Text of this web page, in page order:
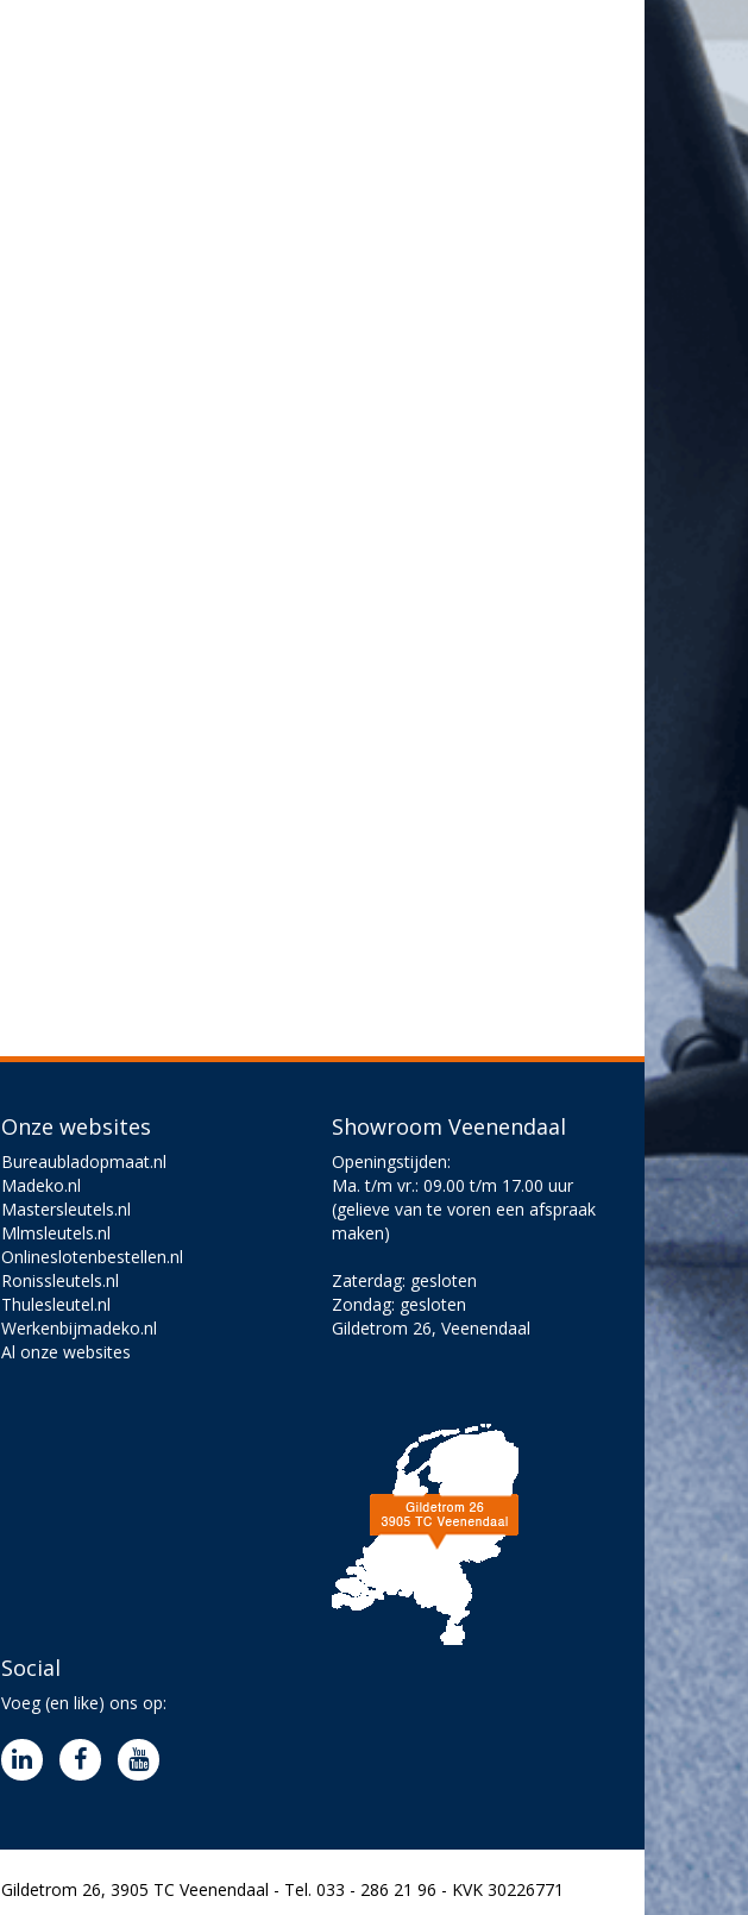
Onze websites
Bureaubladopmaat.nl
Madeko.nl
Mastersleutels.nl
Mlmsleutels.nl
Onlineslotenbestellen.nl
Ronissleutels.nl
Thulesleutel.nl
Werkenbijmadeko.nl
Al onze websites
Showroom Veenendaal
Openingstijden:
Ma. t/m vr.: 09.00 t/m 17.00 uur
(gelieve van te voren een afspraak
maken)
Zaterdag: gesloten
Zondag: gesloten
Gildetrom 26, Veenendaal
Social
Voeg (en like) ons op:
Gildetrom 26, 3905 TC Veenendaal - Tel. 033 - 286 21 96 - KVK 30226771